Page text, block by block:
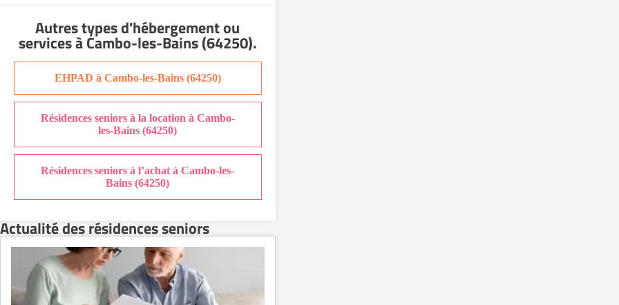
Autres types d'hébergement ou
servicesà Cambo-les-Bains (64250).
EHPAD à Cambo-les-Bains (64250)
Résidences seniors à la location à Cambo-
les-Bains (64250)
Résidences seniors à l’achat à Cambo-les-
Bains (64250)
Actualité des résidences seniors